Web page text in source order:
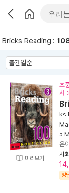
Bricks Reading :
미리보기
초
서
ks
a
은
사
양